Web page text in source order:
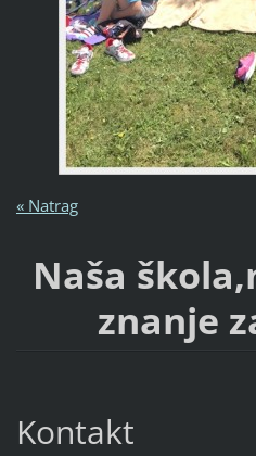
« Natrag
Naša
znanje
Kontakt